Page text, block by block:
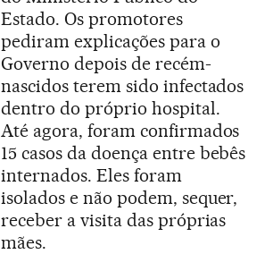
Estado. Os promotores
pediram explicações para o
Governo depois de recém-
nascidos terem sido infectados
dentro do próprio hospital.
Até agora, foram confirmados
15 casos da doença entre bebês
internados. Eles foram
isolados e não podem, sequer,
receber a visita das próprias
mães.